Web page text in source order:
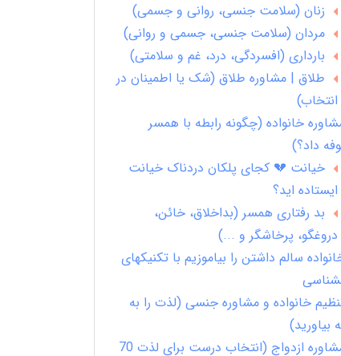
زنان (سلامت جنسی، روانی و جسمی)
مردان (سلامت جنسی، جسمی و روانی)
بارداری (افسردگی، درد، غم و سلامتی)
طلاق | مشاوره طلاق (شک یا اطمینان در
انتخاب)
خانواده (چگونه رابطه با همسر
داد؟)
خیانت 💔 کجای پلکان دردناک خیانت
ایستاده اید؟
بد رفتاری همسر (بداخلاق، خائن،
دروغگو، پرخاشگر و ...)
سالم داشتن را بیاموزیم با تکنیکهای
خانواده و مشاوره جنسی (لذت را به
بیاورید)
مشاوره ازدواج (انتخاب درست برای لذت 70